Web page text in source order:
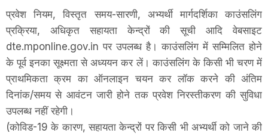
प्रवेश नियम, विस्तृत समय-सारणी, अभ्यर्थी मार्गदर्शिका काउंसलिंग
प्रक्रिया, अधिकृत सहायता केन्द्रों की सूची आदि वेबसाइट
dte.mponline.gov.in पर उपलब्ध है। काउंसलिंग में सम्मिलित होने
के पूर्व इनका सूक्ष्मता से अध्ययन कर लें। काउंसलिंग के किसी भी चरण में
प्राथमिकता क्रम का ऑनलाइन चयन कर लॉक करने की अंतिम
दिनांक/समय से आवंटन जारी होने तक प्रवेश निरस्तीकरण की सुविधा
उपलब्ध नहीं रहेगी।
(कोविड-19 के कारण, सहायता केन्द्रों पर किसी भी अभ्यर्थी को जाने की